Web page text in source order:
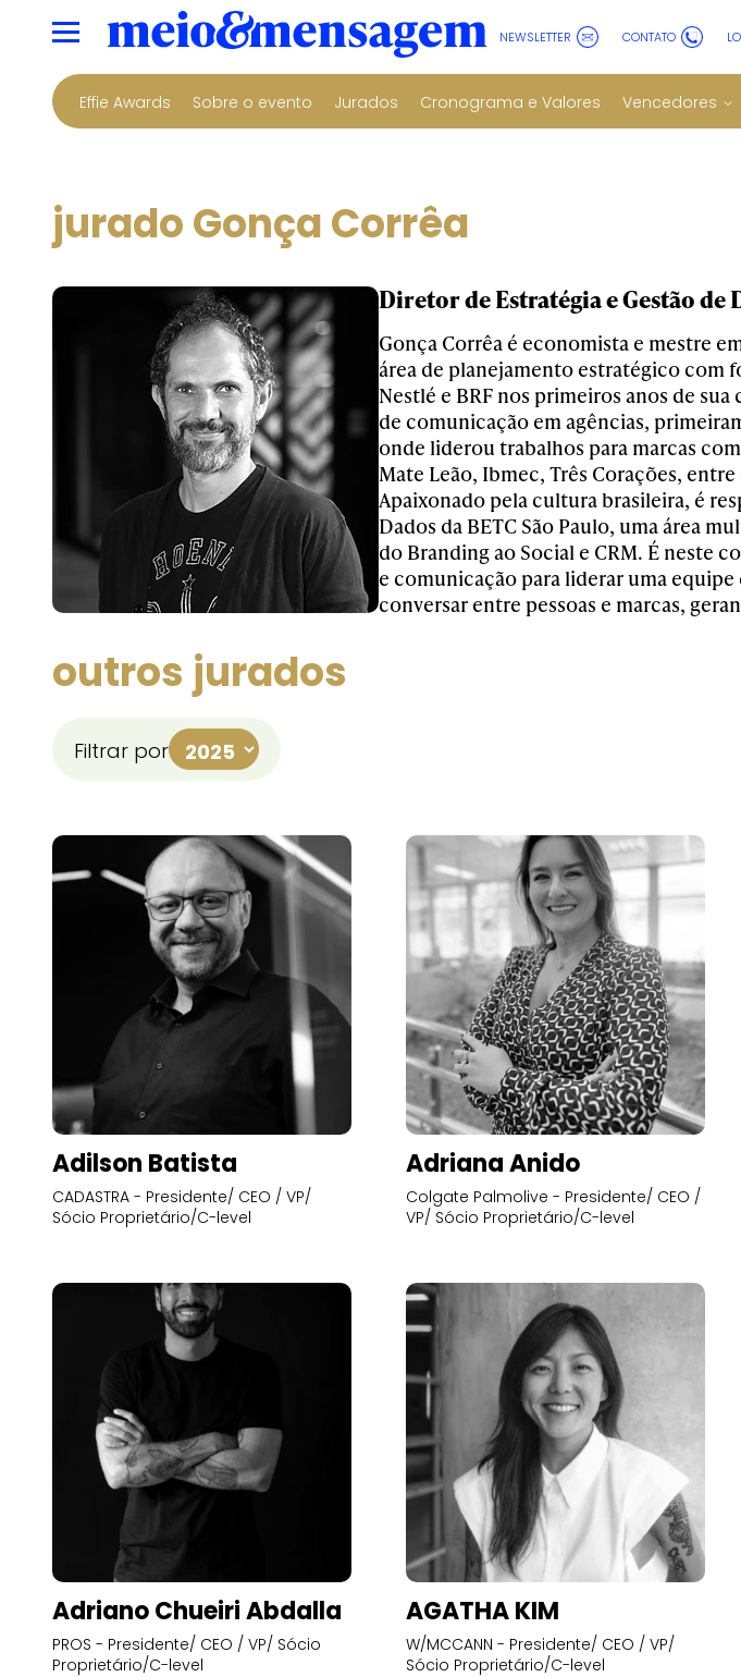
NEWSLETTER CONTATO
Effie Awards Sobre o evento Jurados Cronograma e Valores Vencedores
jurado Gonça Corrêa
Diretor de Estratégia e Gestão de
Gonça Corrêa é economista e mestre
área de planejamento estratégico com
Nestlé e BRF nos primeiros anos de
de comunicação em agências,
onde liderou trabalhos para marcas
Mate Leão, Ibmec, Três Corações,
Apaixonado pela cultura brasileira, é
Dados da BETC São Paulo, uma área
do Branding ao Social e CRM. É neste
e comunicação para liderar uma
conversar entre pessoas e marcas,
outros jurados
Filtrar por
Adilson Batista
CADASTRA - Presidente/ CEO / VP/
Sócio Proprietário/C-level
Adriana Anido
Colgate Palmolive - Presidente/ CEO /
VP/ Sócio Proprietário/C-level
Adriano Chueiri Abdalla
PROS - Presidente/ CEO / VP/ Sócio
Proprietário/C-level
AGATHA KIM
W/MCCANN - Presidente/ CEO / VP/
Sócio Proprietário/C-level